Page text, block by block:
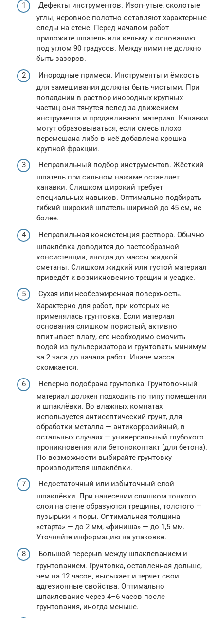
Дефекты инструментов. Изогнутые, сколотые
углы, неровное полотно оставляют характерные
следы на стене. Перед началом работ
приложите шпатель или кельму к основанию
под углом 90 градусов. Между ними не должно
быть зазоров.
Инородные примеси. Инструменты и ёмкость
для замешивания должны быть чистыми. При
попадании в раствор инородных крупных
частиц они тянутся вслед за движением
инструмента и продавливают материал. Канавки
могут образовываться, если смесь плохо
перемешана либо в неё добавлена крошка
крупной фракции.
Неправильный подбор инструментов. Жёсткий
шпатель при сильном нажиме оставляет
канавки. Слишком широкий требует
специальных навыков. Оптимально подбирать
гибкий широкий шпатель шириной до 45 см, не
более.
Неправильная консистенция раствора. Обычно
шпаклёвка доводится до пастообразной
консистенции, иногда до массы жидкой
сметаны. Слишком жидкий или густой материал
приведёт к возникновению трещин и усадке.
Сухая или необезжиренная поверхность.
Характерно для работ, при которых не
применялась грунтовка. Если материал
основания слишком пористый, активно
впитывает влагу, его необходимо смочить
водой из пульверизатора и грунтовать минимум
за 2 часа до начала работ. Иначе масса
скомкается.
Неверно подобрана грунтовка. Грунтовочный
материал должен подходить по типу помещения
и шпаклёвки. Во влажных комнатах
используется антисептический грунт, для
обработки металла — антикоррозийный, в
остальных случаях — универсальный глубокого
проникновения или бетоноконтакт (для бетона).
По возможности выбирайте грунтовку
производителя шпаклёвки.
Недостаточный или избыточный слой
шпаклёвки. При нанесении слишком тонкого
слоя на стене образуются трещины, толстого —
пузырьки и поры. Оптимальная толщина
«старта» — до 2 мм, «финиша» — до 1,5 мм.
Уточняйте информацию на упаковке.
Большой перерыв между шпаклеванием и
грунтованием. Грунтовка, оставленная дольше,
чем на 12 часов, высыхает и теряет свои
адгезионные свойства. Оптимально
шпаклевание через 4–6 часов после
грунтования, иногда меньше.